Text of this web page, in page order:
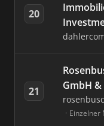
20
21
GmbH &
Einzelner